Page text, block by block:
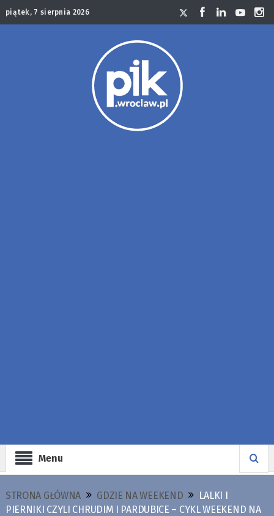
piątek, 7 sierpnia 2026
Menu
STRONA GŁÓWNA GDZIE NA WEEKEND
LALKI I
PIERNIKI CZYLI CHRUDIM I PARDUBICE – CYKL WEEKEND NA